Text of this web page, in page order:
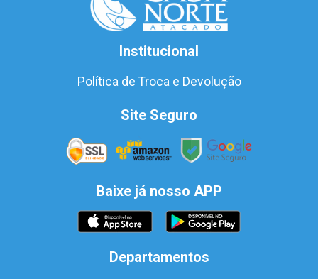
Institucional
Política de Troca e Devolução
Site Seguro
Baixe já nosso APP
Departamentos